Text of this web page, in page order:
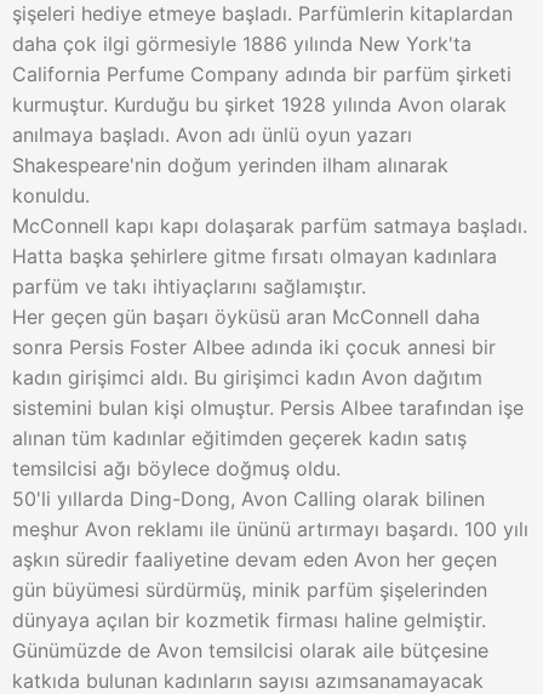
şişeleri hediye etmeye başladı. Parfümlerin kitaplardan
daha çok ilgi görmesiyle 1886 yılında New York'ta
California Perfume Company adında bir parfüm şirketi
kurmuştur. Kurduğu bu şirket 1928 yılında Avon olarak
anılmaya başladı. Avon adı ünlü oyun yazarı
Shakespeare'nin doğum yerinden ilham alınarak
konuldu.
McConnell kapı kapı dolaşarak parfüm satmaya başladı.
Hatta başka şehirlere gitme fırsatı olmayan kadınlara
parfüm ve takı ihtiyaçlarını sağlamıştır.
Her geçen gün başarı öyküsü aran McConnell daha
sonra Persis Foster Albee adında iki çocuk annesi bir
kadın girişimci aldı. Bu girişimci kadın Avon dağıtım
sistemini bulan kişi olmuştur. Persis Albee tarafından işe
alınan tüm kadınlar eğitimden geçerek kadın satış
temsilcisi ağı böylece doğmuş oldu.
50'li yıllarda Ding-Dong, Avon Calling olarak bilinen
meşhur Avon reklamı ile ününü artırmayı başardı. 100 yılı
aşkın süredir faaliyetine devam eden Avon her geçen
gün büyümesi sürdürmüş, minik parfüm şişelerinden
dünyaya açılan bir kozmetik firması haline gelmiştir.
Günümüzde de Avon temsilcisi olarak aile bütçesine
katkıda bulunan kadınların sayısı azımsanamayacak